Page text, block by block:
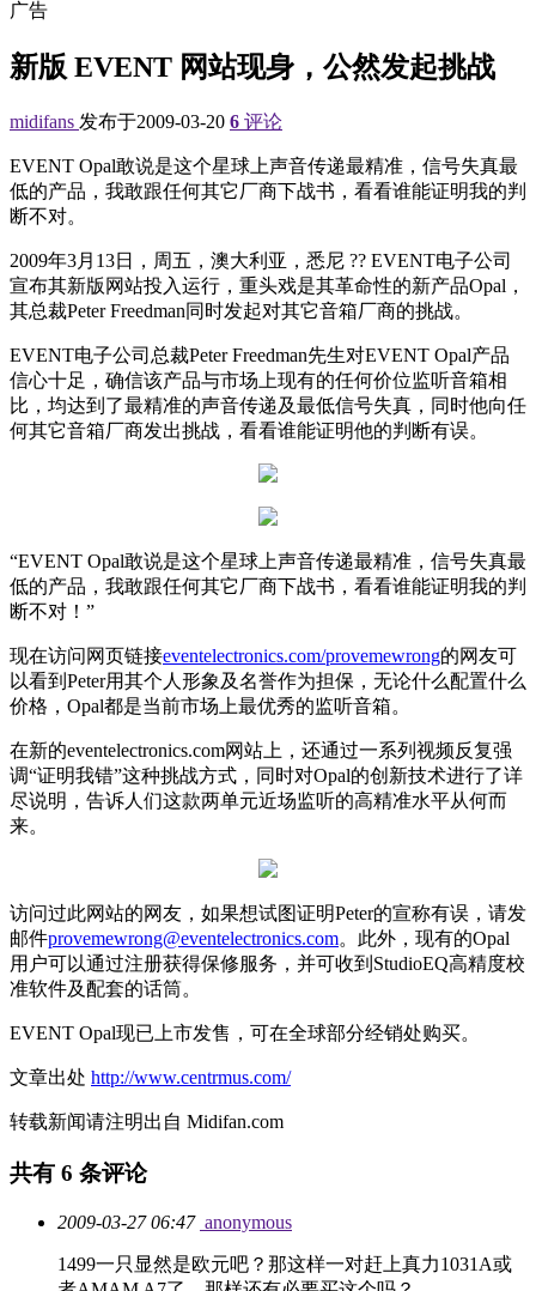
广告
新版 EVENT 网站现身，公然发起挑战
midifans 发布于2009-03-20 6 评论
EVENT Opal敢说是这个星球上声音传递最精准，信号失真最
低的产品，我敢跟任何其它厂商下战书，看看谁能证明我的判
断不对。
2009年3月13日，周五，澳大利亚，悉尼 ?? EVENT电子公司
宣布其新版网站投入运行，重头戏是其革命性的新产品Opal，
其总裁Peter Freedman同时发起对其它音箱厂商的挑战。
EVENT电子公司总裁Peter Freedman先生对EVENT Opal产品
信心十足，确信该产品与市场上现有的任何价位监听音箱相
比，均达到了最精准的声音传递及最低信号失真，同时他向任
何其它音箱厂商发出挑战，看看谁能证明他的判断有误。
“EVENT Opal敢说是这个星球上声音传递最精准，信号失真最
低的产品，我敢跟任何其它厂商下战书，看看谁能证明我的判
断不对！”
现在访问网页链接eventelectronics.com/provemewrong的网友可
以看到Peter用其个人形象及名誉作为担保，无论什么配置什么
价格，Opal都是当前市场上最优秀的监听音箱。
在新的eventelectronics.com网站上，还通过一系列视频反复强
调“证明我错”这种挑战方式，同时对Opal的创新技术进行了详
尽说明，告诉人们这款两单元近场监听的高精准水平从何而
来。
访问过此网站的网友，如果想试图证明Peter的宣称有误，请发
邮件provemewrong@eventelectronics.com。此外，现有的Opal
用户可以通过注册获得保修服务，并可收到StudioEQ高精度校
准软件及配套的话筒。
EVENT Opal现已上市发售，可在全球部分经销处购买。
文章出处 http://www.centrmus.com/
转载新闻请注明出自 Midifan.com
共有 6 条评论
2009-03-27 06:47 anonymous
1499一只显然是欧元吧？那这样一对赶上真力1031A或